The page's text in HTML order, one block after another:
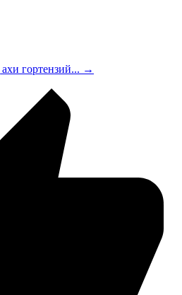
гортензий... →